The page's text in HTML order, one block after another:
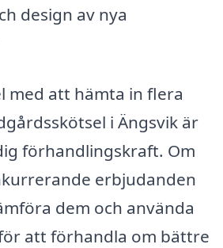
design av nya
med att hämta in flera
i Ängsvik är
förhandlingskraft. Om
erbjudanden
dem och använda
att förhandla om bättre